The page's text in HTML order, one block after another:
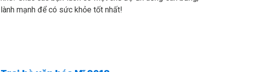
lành mạnh để có sức khỏe tốt nhất!